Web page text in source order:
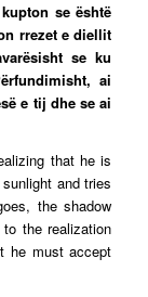
se është
rrezet e diellit
se ku
ai
e tij dhe se ai
that he is
and tries
the shadow
the realization
he must accept